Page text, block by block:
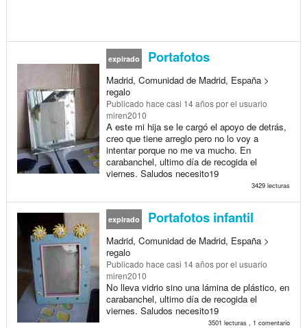
expirado Portafotos
Madrid, Comunidad de Madrid, España >
regalo
Publicado hace casi 14 añospor el usuario
miren2010
A este mi hija se le cargó el apoyo de detrás,
creo que tiene arreglo pero no lo voy a
intentar porque no me va mucho. En
carabanchel, ultimo día de recogida el
viernes. Saludos necesito19
3429 lecturas
expirado Portafotos infantil
Madrid, Comunidad de Madrid, España >
regalo
Publicado hace casi 14 añospor el usuario
miren2010
No lleva vidrio sino una lámina de plástico, en
carabanchel, ultimo día de recogida el
viernes. Saludos necesito19
3501 lecturas , 1 comentario